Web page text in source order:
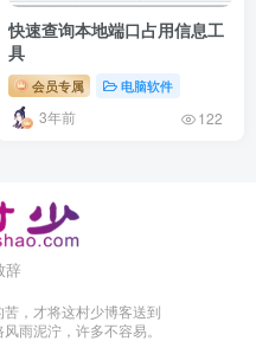
快速查询本地端口占用信息工
具
会员专属 电脑软件
3年前 122
辞
，才将这村少博客送到
雨泥泞，许多不容易。